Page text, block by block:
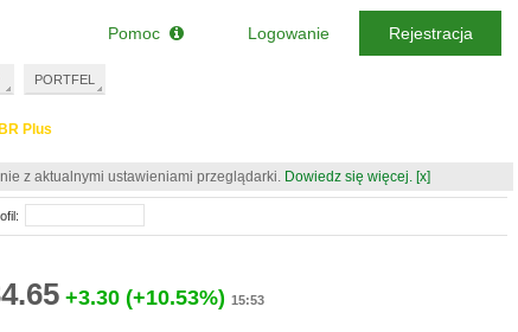
Plus
z aktualnymi ustawieniami przeglądarki. Dowiedz się więcej. [x]
+3.30 (+10.53%) 15:53
PORTFEL
Pomoc Logowanie Rejestracja